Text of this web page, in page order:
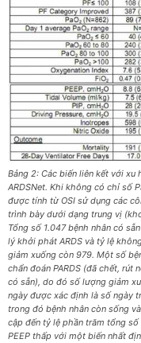
Bảng 2: Các biến liên kết với
ARDSNet. Khi không có chỉ số
được tính từ OSI sử dụng các
trình bày dưới dạng trung vị
Tổng số 1.047 bệnh nhân có
lý khởi phát ARDS và tỷ lệ
giảm xuống còn 979. Một số
chẩn đoán PARDS (đã chết, rút
có sẵn), do đó số lượng giảm
ngày được xác định là số ngày
trong đó bệnh nhân còn sống
cập đến tỷ lệ phần trăm tổng
PEEP thấp với một biến nhất